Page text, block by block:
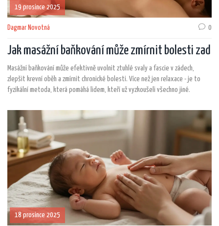
19 prosince 2025
Dagmar Novotná 0
Jak masážní baňkování může zmírnit bolesti zad
Masážní baňkování může efektivně uvolnit ztuhlé svaly a fascie v zádech,
zlepšit krevní oběh a zmírnit chronické bolesti. Více než jen relaxace - je to
fyzikální metoda, která pomáhá lidem, kteří už vyzkoušeli všechno jiné.
18 prosince 2025